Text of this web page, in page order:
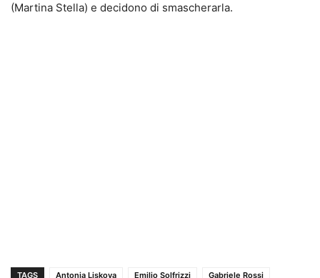
(Martina Stella) e decidono di smascherarla.
TAGS Antonia Liskova Emilio Solfrizzi
Gabriele Rossi